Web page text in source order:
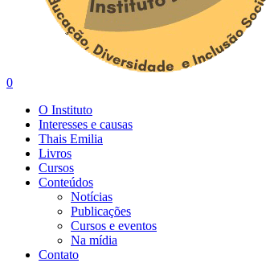
Buscar..
0
O Instituto
Interesses e causas
Thais Emilia
Livros
Cursos
Conteúdos
Notícias
Publicações
Cursos e eventos
Na mídia
Contato